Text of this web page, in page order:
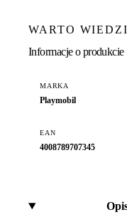
WARTO
Informacje o produkcie
MARKA
Playmobil
EAN
4008789707345